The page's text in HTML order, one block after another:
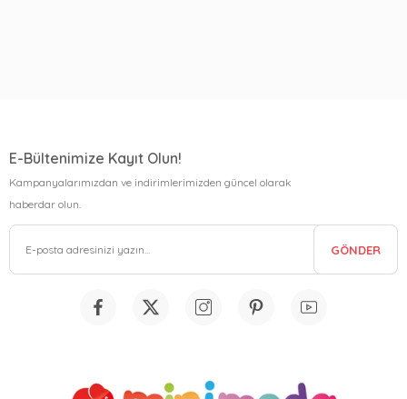
E-Bültenimize Kayıt Olun!
Kampanyalarımızdan ve indirimlerimizden güncel olarak
haberdar olun.
GÖNDER